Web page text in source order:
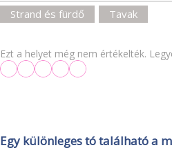
Strand és fürdő Tavak
Ezt a helyet még nem értékelték.
Egy különleges tó található a